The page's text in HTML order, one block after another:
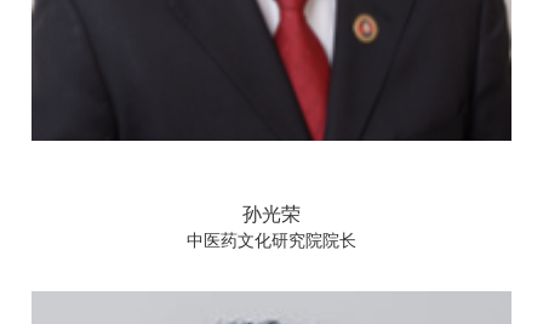
孙光荣
中医药文化研究院院长